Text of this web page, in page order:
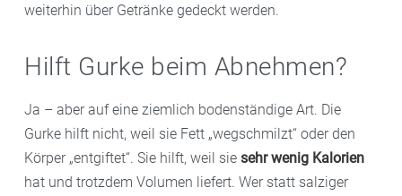
weiterhin über Getränke gedeckt werden.
Hilft Gurke beim Abnehmen?
Ja – aber auf eine ziemlich bodenständige Art. Die
Gurke hilft nicht, weil sie Fett „wegschmilzt“ oder den
Körper „entgiftet“. Sie hilft, weil sie sehr wenig Kalorien
hat und trotzdem Volumen liefert. Wer statt salziger